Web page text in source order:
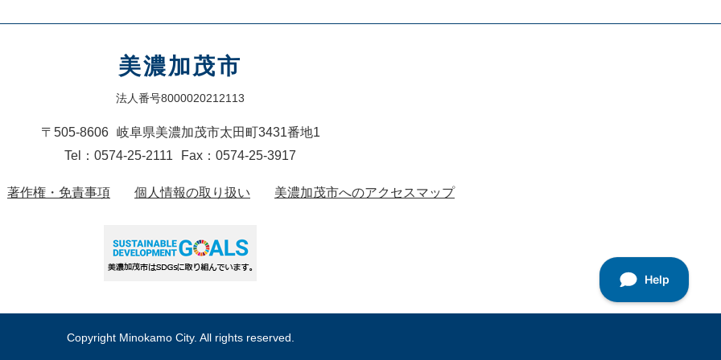
美濃加茂市
法人番号8000020212113
〒505-8606
岐阜県美濃加茂市太田町3431番地1
Tel：0574-25-2111
Fax：0574-25-3917
著作権・免責事項 個人情報の取り扱い 美濃加茂市へのアクセスマップ
Copyright Minokamo City. All rights reserved.